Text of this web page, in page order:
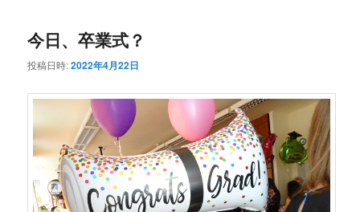
今日、卒業式？
投稿日時:2022年4月22日